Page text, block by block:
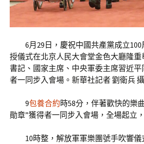
6月29日，慶祝中國共產黨成立100
授儀式在北京人民大會堂金色大廳隆
書記、國家主席、中央軍委主席習近平
者一同步入會場。新華社記者 劉衛兵 攝
9包養合約時58分，伴著歡快的樂
勛章”獲得者一同步入會場，全場起立
10時整，解放軍軍樂團號手吹響儀